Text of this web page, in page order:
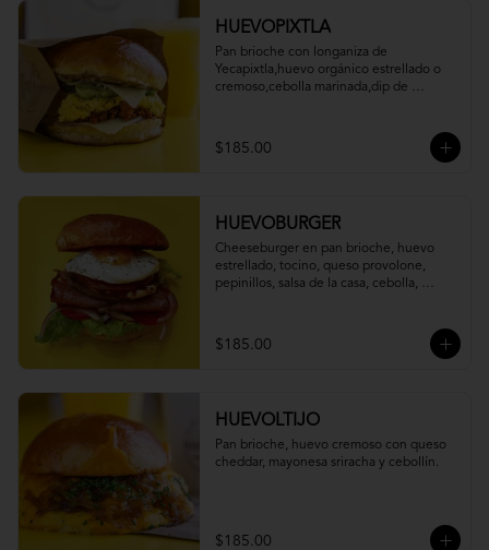
HUEVOPIXTLA
Pan brioche con longaniza de
Yecapixtla,huevo orgánico estrellado o
cremoso,cebolla marinada,dip de
$185.00
HUEVOBURGER
Cheeseburger en pan brioche, huevo
estrellado, tocino, queso provolone,
pepinillos, salsa de la casa, cebolla,
$185.00
HUEVOLTIJO
Pan brioche, huevo cremoso con queso
cheddar, mayonesa sriracha y cebollín.
$185.00